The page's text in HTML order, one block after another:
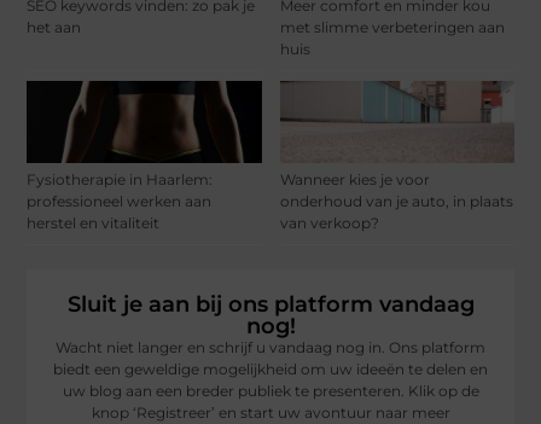
SEO keywords vinden: zo pak je
het aan
Meer comfort en minder kou
met slimme verbeteringen aan
huis
Fysiotherapie in Haarlem:
professioneel werken aan
herstel en vitaliteit
Wanneer kies je voor
onderhoud van je auto, in plaats
van verkoop?
Sluit je aan bij ons platform vandaag
nog!
Wacht niet langer en schrijf u vandaag nog in. Ons platform
biedt een geweldige mogelijkheid om uw ideeën te delen en
uw blog aan een breder publiek te presenteren. Klik op de
knop ‘Registreer’ en start uw avontuur naar meer